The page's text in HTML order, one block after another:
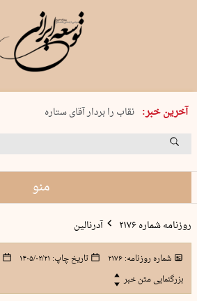
آخرین خبر:
پنجشنبه 15 مرداد 1405 شماره 2243
نقاب را بردار آقای ستاره
کدام فوتبال؟
منو
روزنامه شماره ۲۱۷۶ آدرنالین
شماره روزنامه:۲۱۷۶ تاریخ چاپ: ۱۴۰۵/۰۲/۲۱
بزرگنمایی متن خبر